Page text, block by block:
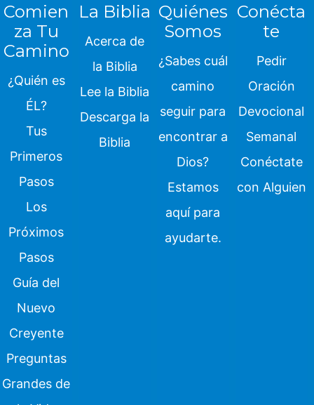
Comien
za Tu
Camino
¿Quién es
ÉL?
Tus
Primeros
Pasos
Los
Próximos
Pasos
Guía del
Nuevo
Creyente
Preguntas
Grandes de
La Biblia
Acerca de
la Biblia
Lee la Biblia
Descarga la
Biblia
Quiénes
Somos
¿Sabes cuál
camino
seguir para
encontrar a
Dios?
Estamos
aquí para
ayudarte.
Conécta
te
Pedir
Oración
Devocional
Semanal
Conéctate
con Alguien